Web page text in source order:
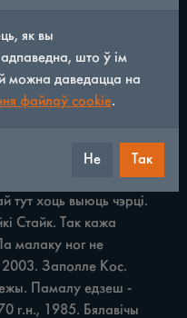
Алыпаніца Квас.
худыми стройными
апранута, а як
кажнаму даспадобы"
тут хоць выюць чэрці.
Стайк. Так кажа
малаку ног не
Заполле Кос.
Памалу едзеш -
г.н., 1985. Бялавічы
як вы
што ў ім
можна даведацца на
файлаў cookie.
Не Так